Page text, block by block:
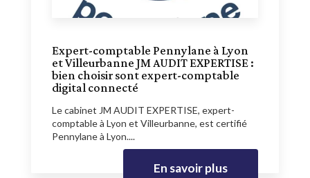
Expert-comptable Pennylane à Lyon
et Villeurbanne JM AUDIT EXPERTISE :
bien choisir sont expert-comptable
digital connecté
Le cabinet JM AUDIT EXPERTISE, expert-
comptable à Lyon et Villeurbanne, est certifié
Pennylane à Lyon....
En savoir plus